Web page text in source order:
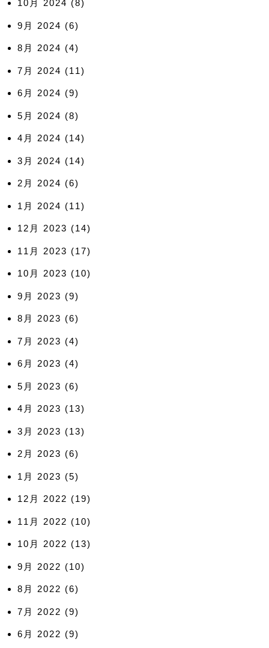
10月 2024 (8)
9月 2024 (6)
8月 2024 (4)
7月 2024 (11)
6月 2024 (9)
5月 2024 (8)
4月 2024 (14)
3月 2024 (14)
2月 2024 (6)
1月 2024 (11)
12月 2023 (14)
11月 2023 (17)
10月 2023 (10)
9月 2023 (9)
8月 2023 (6)
7月 2023 (4)
6月 2023 (4)
5月 2023 (6)
4月 2023 (13)
3月 2023 (13)
2月 2023 (6)
1月 2023 (5)
12月 2022 (19)
11月 2022 (10)
10月 2022 (13)
9月 2022 (10)
8月 2022 (6)
7月 2022 (9)
6月 2022 (9)